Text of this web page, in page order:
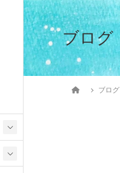
ブログ
ブログ